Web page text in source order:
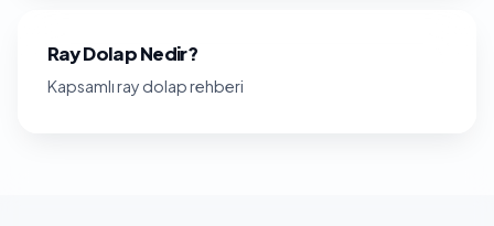
Ray Dolap Nedir?
Kapsamlı ray dolap rehberi